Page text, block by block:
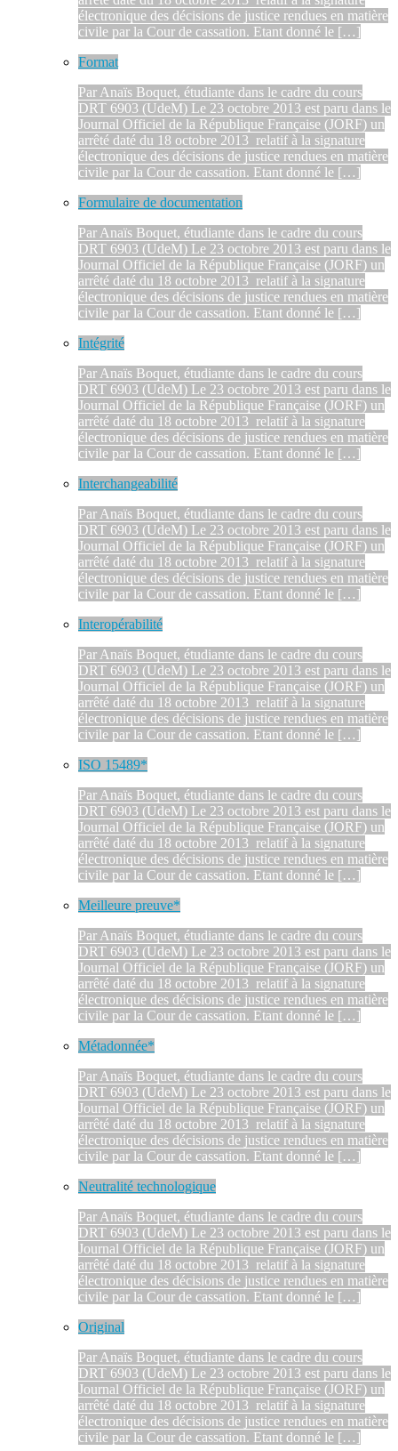
électronique des décisions de justice rendues en matière
civile par la Cour de cassation. Etant donné le […]
Format
Par Anaïs Boquet, étudiante dans le cadre du cours
DRT 6903 (UdeM) Le 23 octobre 2013 est paru dans le
Journal Officiel de la République Française (JORF) un
arrêté daté du 18 octobre 2013 relatif à la signature
électronique des décisions de justice rendues en matière
civile par la Cour de cassation. Etant donné le […]
Formulaire de documentation
Par Anaïs Boquet, étudiante dans le cadre du cours
DRT 6903 (UdeM) Le 23 octobre 2013 est paru dans le
Journal Officiel de la République Française (JORF) un
arrêté daté du 18 octobre 2013 relatif à la signature
électronique des décisions de justice rendues en matière
civile par la Cour de cassation. Etant donné le […]
Intégrité
Par Anaïs Boquet, étudiante dans le cadre du cours
DRT 6903 (UdeM) Le 23 octobre 2013 est paru dans le
Journal Officiel de la République Française (JORF) un
arrêté daté du 18 octobre 2013 relatif à la signature
électronique des décisions de justice rendues en matière
civile par la Cour de cassation. Etant donné le […]
Interchangeabilité
Par Anaïs Boquet, étudiante dans le cadre du cours
DRT 6903 (UdeM) Le 23 octobre 2013 est paru dans le
Journal Officiel de la République Française (JORF) un
arrêté daté du 18 octobre 2013 relatif à la signature
électronique des décisions de justice rendues en matière
civile par la Cour de cassation. Etant donné le […]
Interopérabilité
Par Anaïs Boquet, étudiante dans le cadre du cours
DRT 6903 (UdeM) Le 23 octobre 2013 est paru dans le
Journal Officiel de la République Française (JORF) un
arrêté daté du 18 octobre 2013 relatif à la signature
électronique des décisions de justice rendues en matière
civile par la Cour de cassation. Etant donné le […]
ISO 15489*
Par Anaïs Boquet, étudiante dans le cadre du cours
DRT 6903 (UdeM) Le 23 octobre 2013 est paru dans le
Journal Officiel de la République Française (JORF) un
arrêté daté du 18 octobre 2013 relatif à la signature
électronique des décisions de justice rendues en matière
civile par la Cour de cassation. Etant donné le […]
Meilleure preuve*
Par Anaïs Boquet, étudiante dans le cadre du cours
DRT 6903 (UdeM) Le 23 octobre 2013 est paru dans le
Journal Officiel de la République Française (JORF) un
arrêté daté du 18 octobre 2013 relatif à la signature
électronique des décisions de justice rendues en matière
civile par la Cour de cassation. Etant donné le […]
Métadonnée*
Par Anaïs Boquet, étudiante dans le cadre du cours
DRT 6903 (UdeM) Le 23 octobre 2013 est paru dans le
Journal Officiel de la République Française (JORF) un
arrêté daté du 18 octobre 2013 relatif à la signature
électronique des décisions de justice rendues en matière
civile par la Cour de cassation. Etant donné le […]
Neutralité technologique
Par Anaïs Boquet, étudiante dans le cadre du cours
DRT 6903 (UdeM) Le 23 octobre 2013 est paru dans le
Journal Officiel de la République Française (JORF) un
arrêté daté du 18 octobre 2013 relatif à la signature
électronique des décisions de justice rendues en matière
civile par la Cour de cassation. Etant donné le […]
Original
Par Anaïs Boquet, étudiante dans le cadre du cours
DRT 6903 (UdeM) Le 23 octobre 2013 est paru dans le
Journal Officiel de la République Française (JORF) un
arrêté daté du 18 octobre 2013 relatif à la signature
électronique des décisions de justice rendues en matière
civile par la Cour de cassation. Etant donné le […]